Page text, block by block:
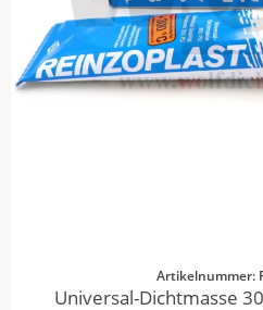
Artikelnummer:
Universal-Dichtmasse